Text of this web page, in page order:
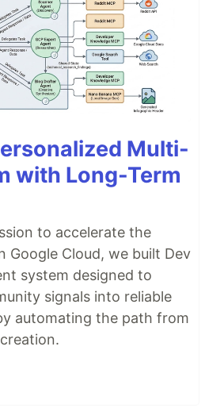
Multi-
with Long-Term
to accelerate the
Google Cloud, we built Dev
system designed to
signals into reliable
automating the path from